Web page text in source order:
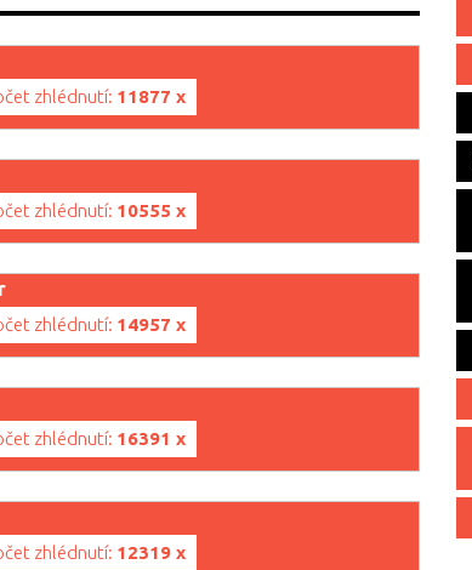
zhlédnutí: 11877 x
zhlédnutí: 10555 x
zhlédnutí: 14957 x
zhlédnutí: 16391 x
zhlédnutí: 12319 x